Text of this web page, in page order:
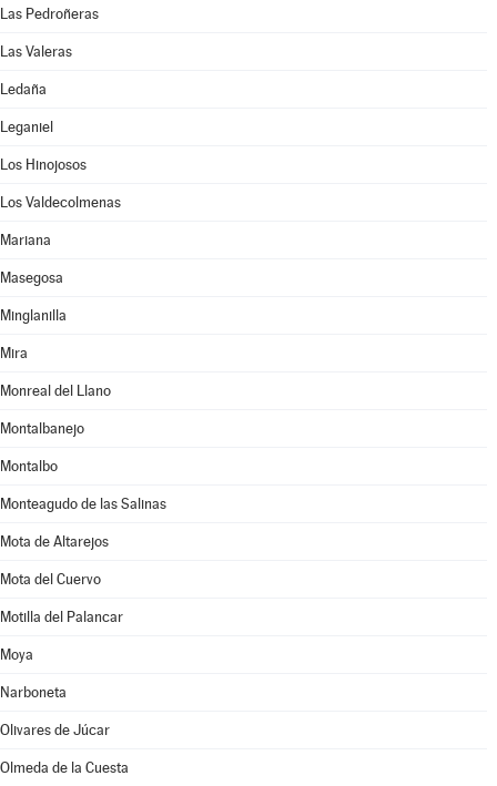
Las Pedroñeras
Las Valeras
Ledaña
Leganiel
Los Hinojosos
Los Valdecolmenas
Mariana
Masegosa
Minglanilla
Mira
Monreal del Llano
Montalbanejo
Montalbo
Monteagudo de las Salinas
Mota de Altarejos
Mota del Cuervo
Motilla del Palancar
Moya
Narboneta
Olivares de Júcar
Olmeda de la Cuesta